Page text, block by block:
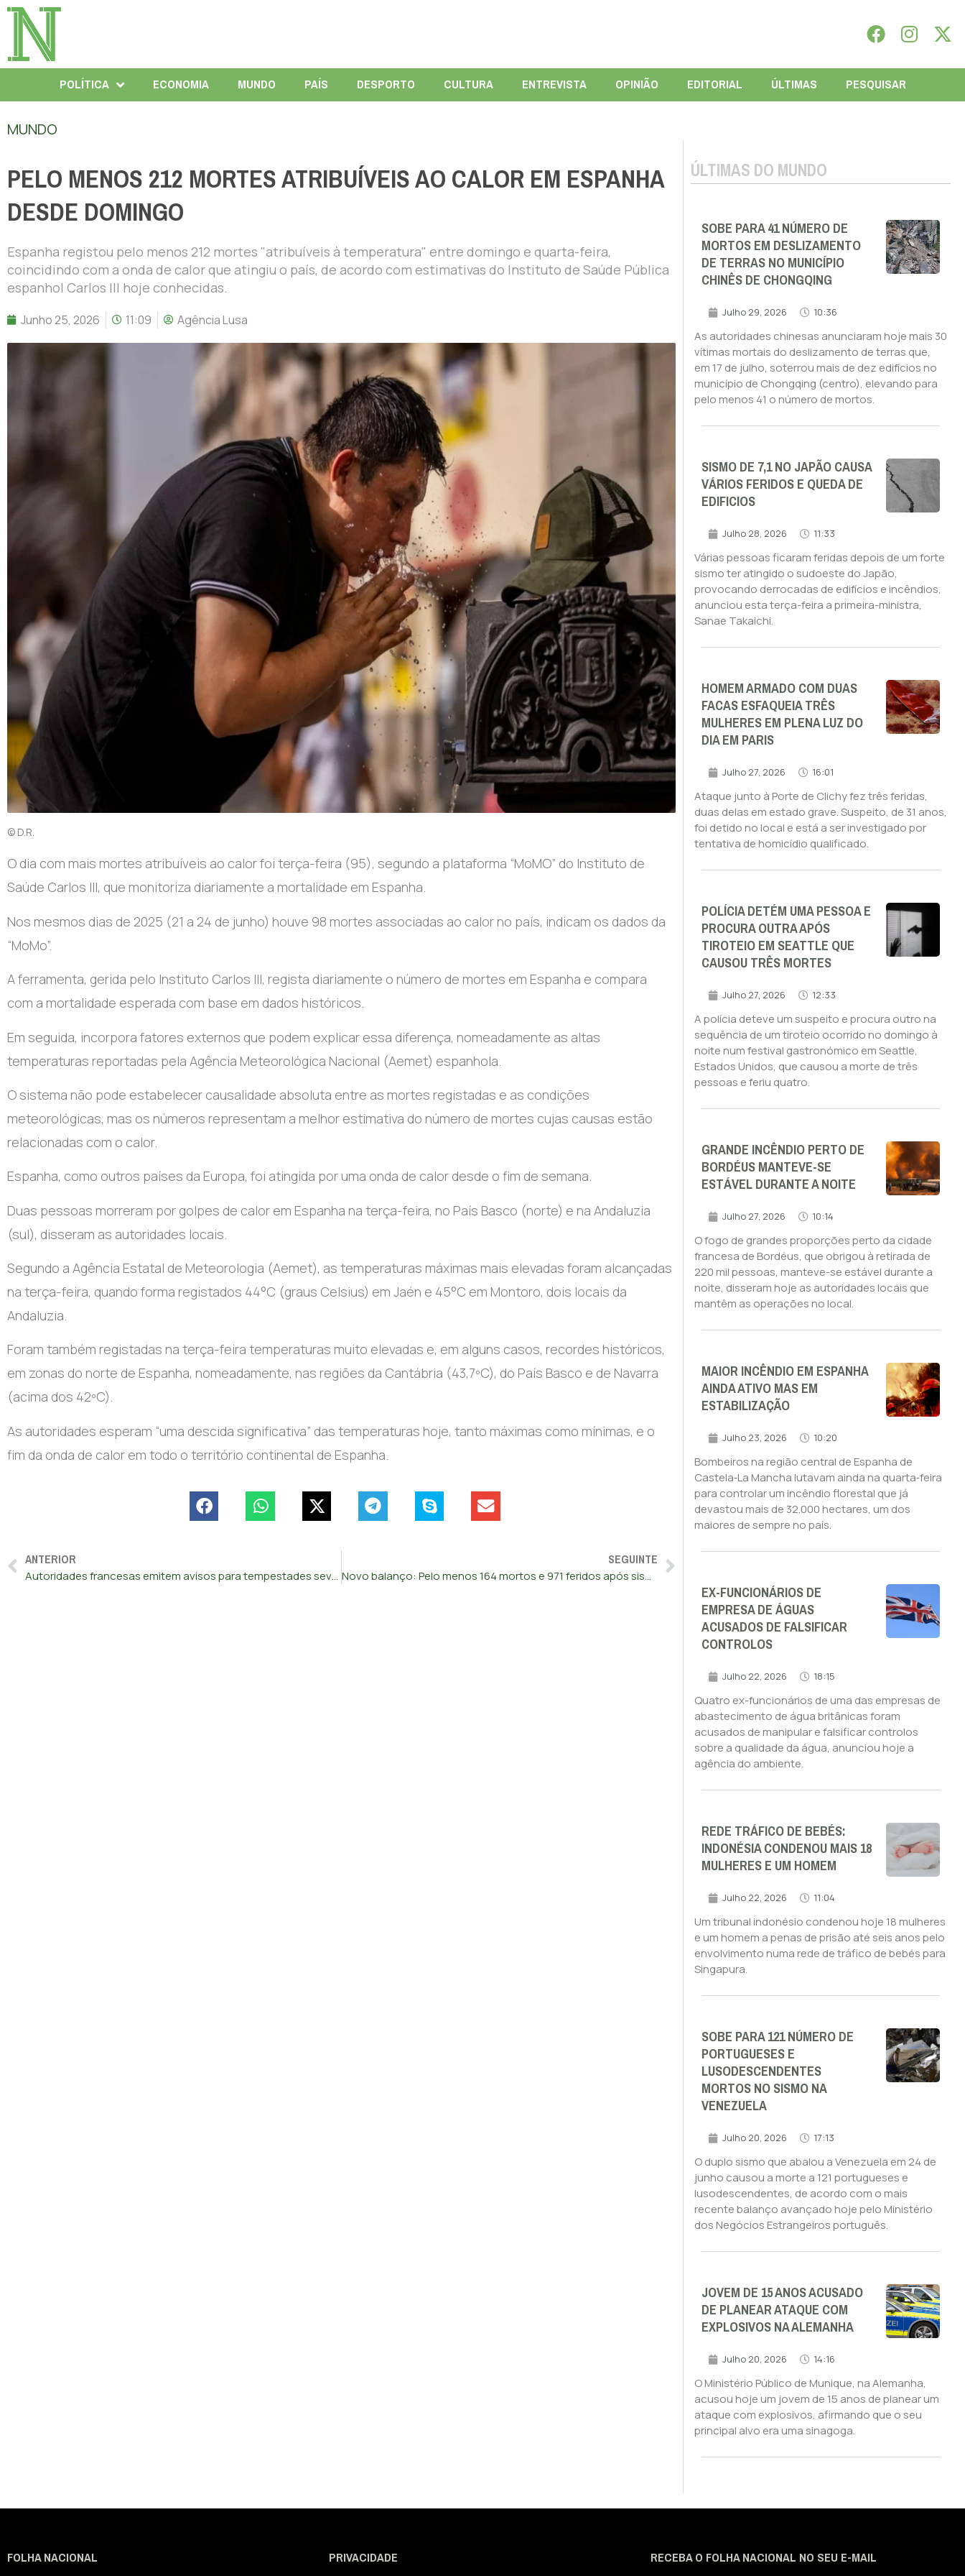
POLÍTICA ECONOMIA MUNDO PAÍS DESPORTO CULTURA ENTREVISTA OPINIÃO EDITORIAL ÚLTIMAS PESQUISAR
MUNDO
PELO MENOS 212 MORTES ATRIBUÍVEIS AO CALOR EM ESPANHA
DESDE DOMINGO
Espanha registou pelo menos 212 mortes "atribuíveis à temperatura" entre domingo e quarta-feira,
coincidindo com a onda de calor que atingiu o país, de acordo com estimativas do Instituto de Saúde Pública
espanhol Carlos III hoje conhecidas.
Junho 25, 2026 11:09 Agência Lusa
© D.R.
O dia com mais mortes atribuíveis ao calor foi terça-feira (95), segundo a plataforma “MoMO” do Instituto de
Saúde Carlos III, que monitoriza diariamente a mortalidade em Espanha.
Nos mesmos dias de 2025 (21 a 24 de junho) houve 98 mortes associadas ao calor no país, indicam os dados da
“MoMo”.
A ferramenta, gerida pelo Instituto Carlos III, regista diariamente o número de mortes em Espanha e compara
com a mortalidade esperada com base em dados históricos.
Em seguida, incorpora fatores externos que podem explicar essa diferença, nomeadamente as altas
temperaturas reportadas pela Agência Meteorológica Nacional (Aemet) espanhola.
O sistema não pode estabelecer causalidade absoluta entre as mortes registadas e as condições
meteorológicas, mas os números representam a melhor estimativa do número de mortes cujas causas estão
relacionadas com o calor.
Espanha, como outros países da Europa, foi atingida por uma onda de calor desde o fim de semana.
Duas pessoas morreram por golpes de calor em Espanha na terça-feira, no País Basco (norte) e na Andaluzia
(sul), disseram as autoridades locais.
Segundo a Agência Estatal de Meteorologia (Aemet), as temperaturas máximas mais elevadas foram alcançadas
na terça-feira, quando forma registados 44°C (graus Celsius) em Jaén e 45°C em Montoro, dois locais da
Andaluzia.
Foram também registadas na terça-feira temperaturas muito elevadas e, em alguns casos, recordes históricos,
em zonas do norte de Espanha, nomeadamente, nas regiões da Cantábria (43,7ºC), do País Basco e de Navarra
(acima dos 42ºC).
As autoridades esperam “uma descida significativa” das temperaturas hoje, tanto máximas como mínimas, e o
fim da onda de calor em todo o território continental de Espanha.
ANTERIOR
Autoridades francesas emitem avisos para tempestades severas e estendem alerta de calor
SEGUINTE
Novo balanço: Pelo menos 164 mortos e 971 feridos após sismos
ÚLTIMAS DO MUNDO
SOBE PARA 41 NÚMERO DE
MORTOS EM DESLIZAMENTO
DE TERRAS NO MUNICÍPIO
CHINÊS DE CHONGQING
Julho 29, 2026 10:36
As autoridades chinesas anunciaram hoje mais 30
vítimas mortais do deslizamento de terras que,
em 17 de julho, soterrou mais de dez edifícios no
município de Chongqing (centro), elevando para
pelo menos 41 o número de mortos.
SISMO DE 7,1 NO JAPÃO CAUSA
VÁRIOS FERIDOS E QUEDA DE
EDIFICIOS
Julho 28, 2026 11:33
Várias pessoas ficaram feridas depois de um forte
sismo ter atingido o sudoeste do Japão,
provocando derrocadas de edifícios e incêndios,
anunciou esta terça-feira a primeira-ministra,
Sanae Takaichi.
HOMEM ARMADO COM DUAS
FACAS ESFAQUEIA TRÊS
MULHERES EM PLENA LUZ DO
DIA EM PARIS
Julho 27, 2026 16:01
Ataque junto à Porte de Clichy fez três feridas,
duas delas em estado grave. Suspeito, de 31 anos,
foi detido no local e está a ser investigado por
tentativa de homicídio qualificado.
POLÍCIA DETÉM UMA PESSOA E
PROCURA OUTRA APÓS
TIROTEIO EM SEATTLE QUE
CAUSOU TRÊS MORTES
Julho 27, 2026 12:33
A polícia deteve um suspeito e procura outro na
sequência de um tiroteio ocorrido no domingo à
noite num festival gastronómico em Seattle,
Estados Unidos, que causou a morte de três
pessoas e feriu quatro.
GRANDE INCÊNDIO PERTO DE
BORDÉUS MANTEVE-SE
ESTÁVEL DURANTE A NOITE
Julho 27, 2026 10:14
O fogo de grandes proporções perto da cidade
francesa de Bordéus, que obrigou à retirada de
220 mil pessoas, manteve-se estável durante a
noite, disseram hoje as autoridades locais que
mantêm as operações no local.
MAIOR INCÊNDIO EM ESPANHA
AINDA ATIVO MAS EM
ESTABILIZAÇÃO
Julho 23, 2026 10:20
Bombeiros na região central de Espanha de
Castela‑La Mancha lutavam ainda na quarta‑feira
para controlar um incêndio florestal que já
devastou mais de 32.000 hectares, um dos
maiores de sempre no país.
EX-FUNCIONÁRIOS DE
EMPRESA DE ÁGUAS
ACUSADOS DE FALSIFICAR
CONTROLOS
Julho 22, 2026 18:15
Quatro ex-funcionários de uma das empresas de
abastecimento de água britânicas foram
acusados de manipular e falsificar controlos
sobre a qualidade da água, anunciou hoje a
agência do ambiente.
REDE TRÁFICO DE BEBÉS:
INDONÉSIA CONDENOU MAIS 18
MULHERES E UM HOMEM
Julho 22, 2026 11:04
Um tribunal indonésio condenou hoje 18 mulheres
e um homem a penas de prisão até seis anos pelo
envolvimento numa rede de tráfico de bebés para
Singapura.
SOBE PARA 121 NÚMERO DE
PORTUGUESES E
LUSODESCENDENTES
MORTOS NO SISMO NA
VENEZUELA
Julho 20, 2026 17:13
O duplo sismo que abalou a Venezuela em 24 de
junho causou a morte a 121 portugueses e
lusodescendentes, de acordo com o mais
recente balanço avançado hoje pelo Ministério
dos Negócios Estrangeiros português.
JOVEM DE 15 ANOS ACUSADO
DE PLANEAR ATAQUE COM
EXPLOSIVOS NA ALEMANHA
Julho 20, 2026 14:16
O Ministério Público de Munique, na Alemanha,
acusou hoje um jovem de 15 anos de planear um
ataque com explosivos, afirmando que o seu
principal alvo era uma sinagoga.
FOLHA NACIONAL PRIVACIDADE RECEBA O FOLHA NACIONAL NO SEU E-MAIL